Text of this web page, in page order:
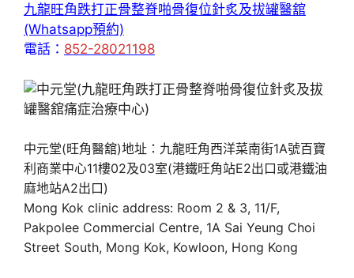
九龍旺角跌打正骨整脊啪骨復位針炙及拔罐醫舘
(Whatsapp預約)
電話： 852-28021198
中元堂(旺角醫舘)地址：九龍旺角西洋菜南街1A號百寶
利商業中心11樓02及03室(港鐵旺角站E2出口或港鐵油
麻地站A2出口)
Mong Kok clinic address: Room 2 & 3, 11/F,
Pakpolee Commercial Centre, 1A Sai Yeung Choi
Street South, Mong Kok, Kowloon, Hong Kong